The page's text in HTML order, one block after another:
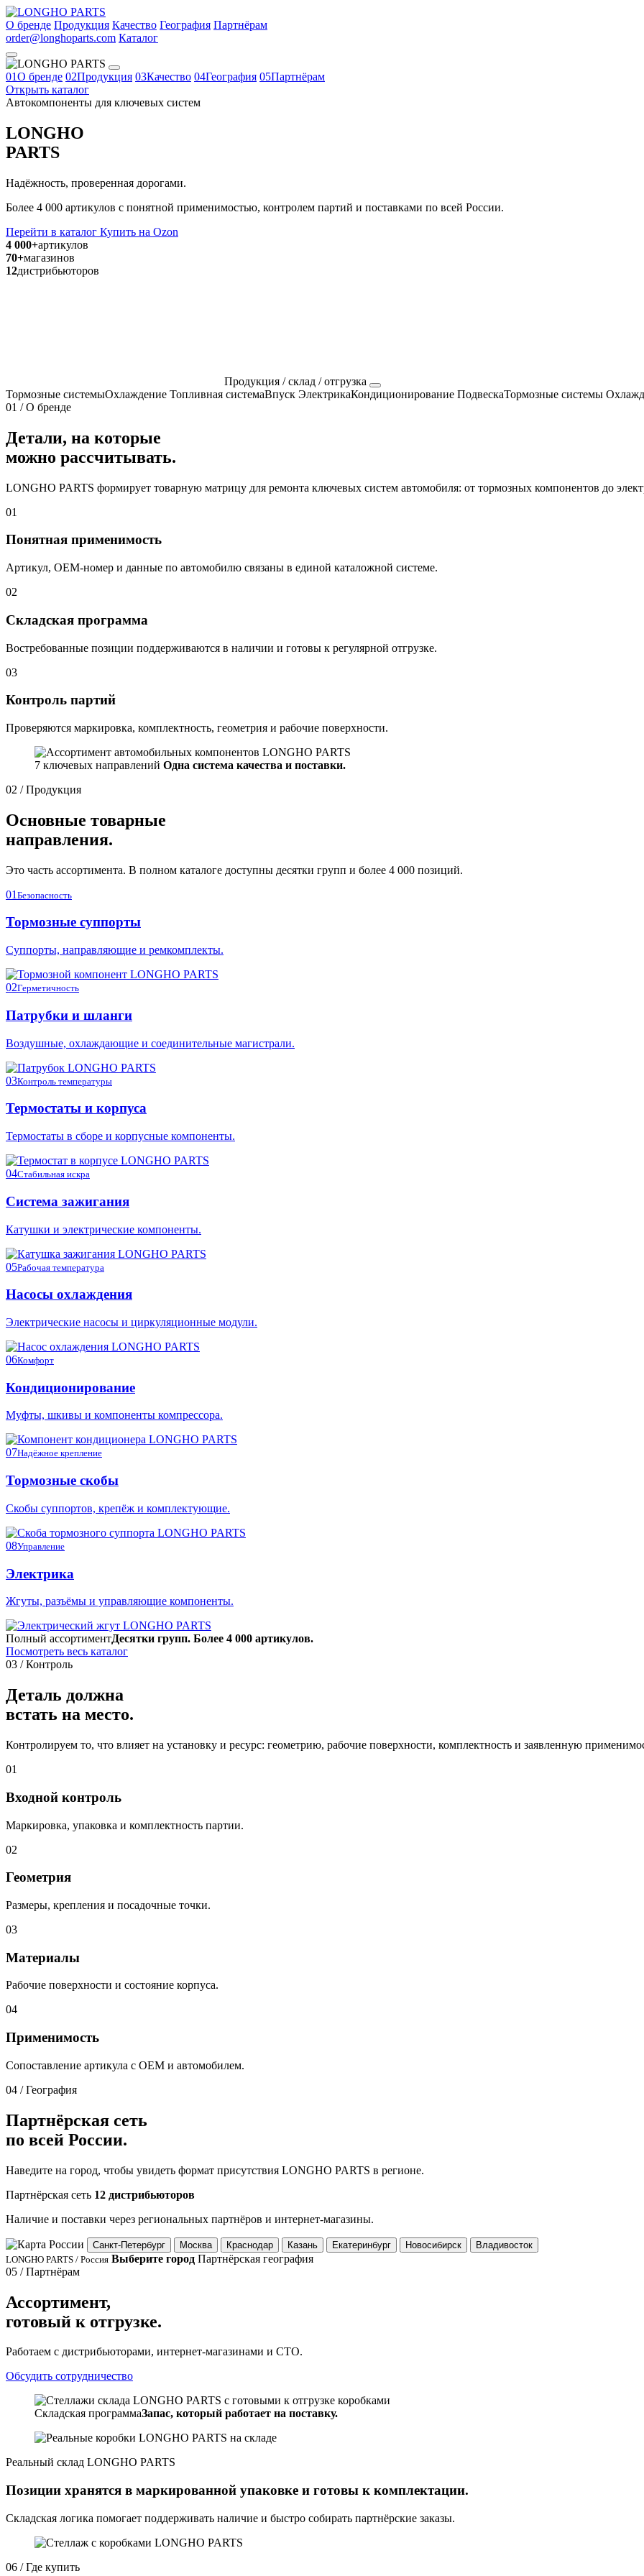
О бренде Продукция Качество География Партнёрам
order@longhoparts.com Каталог
01О бренде 02Продукция 03Качество 04География 05Партнёрам
Открыть каталог
Автокомпоненты для ключевых систем
LONGHO
PARTS
Надёжность, проверенная дорогами.
Более 4 000 артикулов с понятной применимостью, контролем партий и поставками по всей России.
Перейти в каталог Купить на Ozon
4 000+артикулов
70+магазинов
12дистрибьюторов
Продукция / склад / отгрузка
Тормозные системыОхлаждение Топливная системаВпуск ЭлектрикаКондиционирование ПодвескаТормозные системы
01 / О бренде
Детали, на которые
можно рассчитывать.
LONGHO PARTS формирует товарную матрицу для ремонта ключевых систем автомобиля: от тормозных компонентов до
01
Понятная применимость
Артикул, OEM-номер и данные по автомобилю связаны в единой каталожной системе.
02
Складская программа
Востребованные позиции поддерживаются в наличии и готовы к регулярной отгрузке.
03
Контроль партий
Проверяются маркировка, комплектность, геометрия и рабочие поверхности.
7 ключевых направлений Одна система качества и поставки.
02 / Продукция
Основные товарные
направления.
Это часть ассортимента. В полном каталоге доступны десятки групп и более 4 000 позиций.
01 Безопасность
Тормозные суппорты
Суппорты, направляющие и ремкомплекты.
02Герметичность
Патрубки и шланги
Воздушные, охлаждающие и соединительные магистрали.
03Контроль температуры
Термостаты и корпуса
Термостаты в сборе и корпусные компоненты.
04Стабильная искра
Система зажигания
Катушки и электрические компоненты.
05Рабочая температура
Насосы охлаждения
Электрические насосы и циркуляционные модули.
06Комфорт
Кондиционирование
Муфты, шкивы и компоненты компрессора.
07Надёжное крепление
Тормозные скобы
Скобы суппортов, крепёж и комплектующие.
08Управление
Электрика
Жгуты, разъёмы и управляющие компоненты.
Полный ассортиментДесятки групп. Более 4 000 артикулов.
Посмотреть весь каталог
03 / Контроль
Деталь должна
встать на место.
Контролируем то, что влияет на установку и ресурс: геометрию, рабочие поверхности, комплектность и заявленную
01
Входной контроль
Маркировка, упаковка и комплектность партии.
02
Геометрия
Размеры, крепления и посадочные точки.
03
Материалы
Рабочие поверхности и состояние корпуса.
04
Применимость
Сопоставление артикула с OEM и автомобилем.
04 / География
Партнёрская сеть
по всей России.
Наведите на город, чтобы увидеть формат присутствия LONGHO PARTS в регионе.
Партнёрская сеть 12 дистрибьюторов
Наличие и поставки через региональных партнёров и интернет-магазины.
Санкт-Петербург Москва Краснодар Казань Екатеринбург Новосибирск
Владивосток
LONGHO PARTS / Россия Выберите город Партнёрская география
05 / Партнёрам
Ассортимент,
готовый к отгрузке.
Работаем с дистрибьюторами, интернет-магазинами и СТО.
Обсудить сотрудничество
Складская программаЗапас, который работает на поставку.
Реальный склад LONGHO PARTS
Позиции хранятся в маркированной упаковке и готовы к комплектации.
Складская логика помогает поддерживать наличие и быстро собирать партнёрские заказы.
06 / Где купить